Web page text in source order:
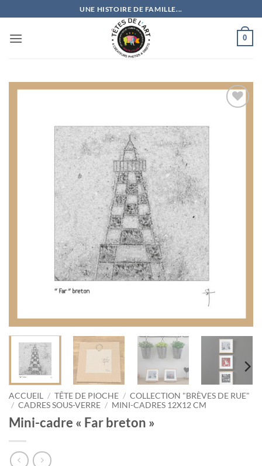
au
contenu
UNE HISTOIRE DE FAMILLE...
0
ACCUEIL / TÊTE DE PIOCHE / COLLECTION "BRÈVES DE RUE"
/ CADRES SOUS-VERRE / MINI-CADRES 12X12 CM
Mini-cadre « Far breton »